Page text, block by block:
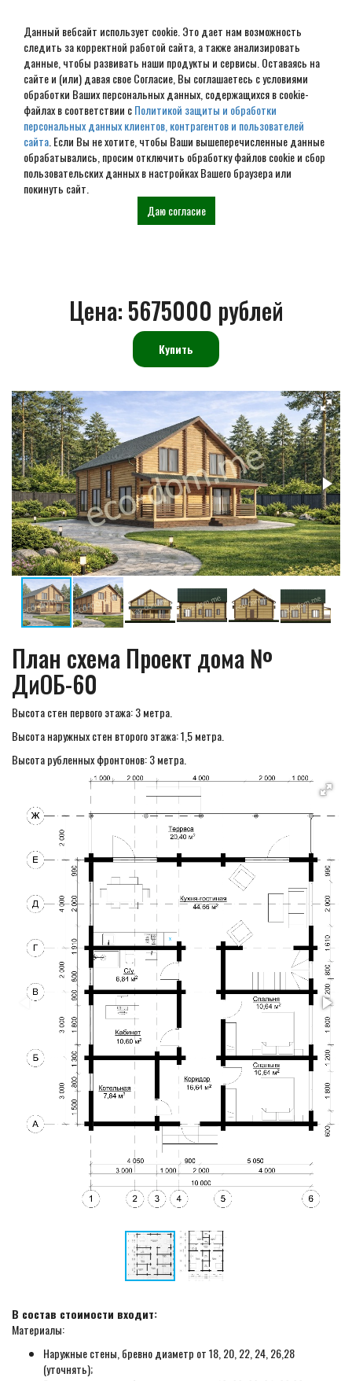
Данный вебсайт использует cookie. Это дает нам возможность
следить за корректной работой сайта, а также анализировать
данные, чтобы развивать наши продукты и сервисы. Оставаясь на
сайте и (или) давая свое Согласие, Вы соглашаетесь с условиями
обработки Ваших персональных данных, содержащихся в cookie-
файлах в соответствии сПолитикой защиты и обработки
персональных данных клиентов, контрагентов и пользователей
сайта . Если Вы не хотите, чтобы Ваши вышеперечисленные данные
обрабатывались, просим отключить обработку файлов cookie и сбор
пользовательских данных в настройках Вашего браузера или
покинуть сайт.
Даю согласие
Проект дома из
оцилиндрованного бревна
14х10 № ДиОБ-60
Дома из оцилиндрованного
Цена: 5675000 рублей
Купить
План схема Проект дома №
ДиОБ-60
Высота стен первого этажа: 3 метра.
Высота наружных стен второго этажа: 1,5 метра.
Высота рубленных фронтонов: 3 метра.
В состав стоимости входит:
Материалы:
Наружные стены, бревно диаметр от 18, 20, 22, 24, 26,28
(уточнять);